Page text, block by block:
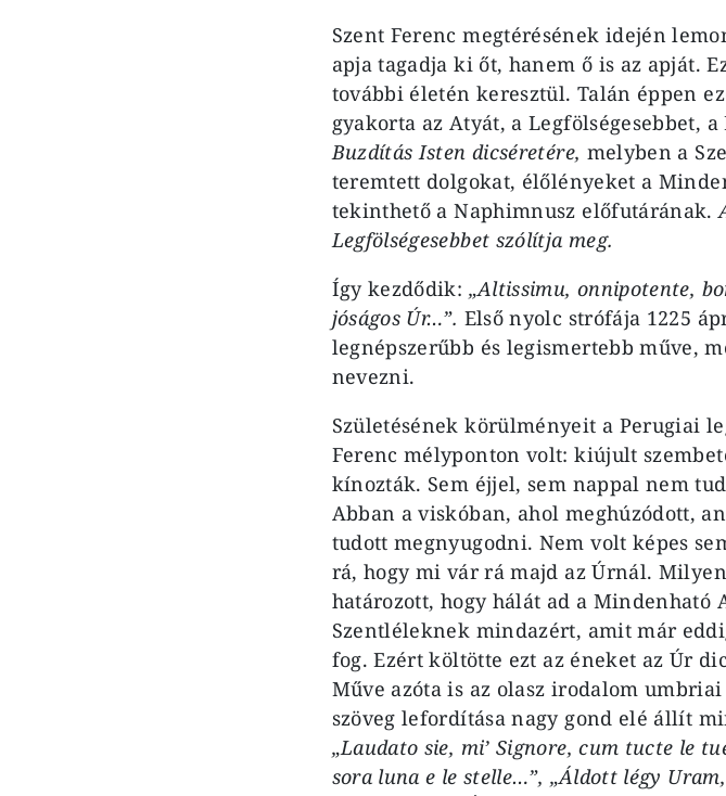
Szent Ferenc megtérésének idején
apja tagadja ki őt, hanem ő is az apját.
további életén keresztül. Talán éppen
gyakorta az Atyát, a Legfölségesebbet,
Buzdítás Isten dicséretére, melyben a
teremtett dolgokat, élőlényeket a
tekinthető a Naphimnusz előfutárának.
Legfölségesebbet szólítja meg.
Így kezdődik: „Altissimu, onnipotente,
jóságos Úr…”. Első nyolc strófája 1225
legnépszerűbb és legismertebb műve,
nevezni.
Születésének körülményeit a Perugiai
Ferenc mélyponton volt: kiújult
kínozták. Sem éjjel, sem nappal nem
Abban a viskóban, ahol meghúzódott,
tudott megnyugodni. Nem volt képes
rá, hogy mi vár rá majd az Úrnál.
határozott, hogy hálát ad a Mindenható
Szentléleknek mindazért, amit már
fog. Ezért költötte ezt az éneket az Úr
Műve azóta is az olasz irodalom
szöveg lefordítása nagy gond elé állít
„Laudato sie, mi’ Signore, cum tucte le
sora luna e le stelle…”, „Áldott légy